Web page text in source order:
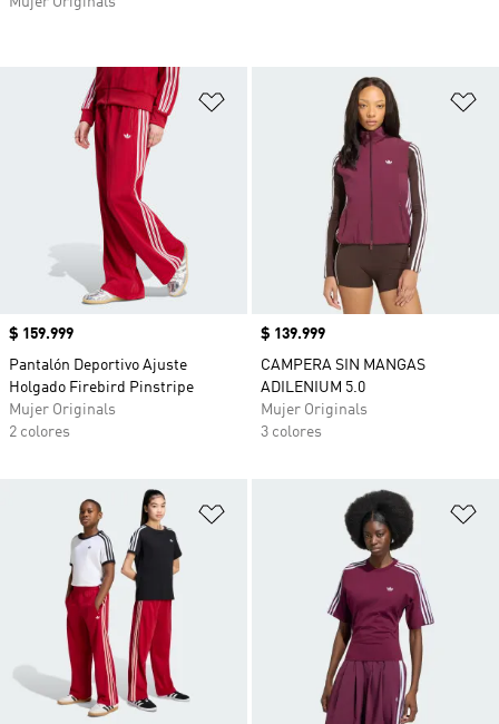
Añadir a la lista de deseos
Precio
$ 159.999
Pantalón Deportivo Ajuste
Holgado Firebird Pinstripe
Mujer Originals
2 colores
Precio
$ 139.999
CAMPERA SIN MANGAS
ADILENIUM 5.0
Mujer Originals
3 colores
Añadir a la lista de deseos